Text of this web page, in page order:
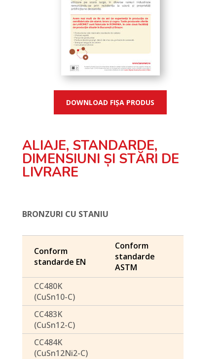
DOWNLOAD FIȘA PRODUS
ALIAJE, STANDARDE,
DIMENSIUNI ȘI STĂRI DE
LIVRARE
BRONZURI CU STANIU
Conform
standarde EN
Conform
standarde
ASTM
CC480K
(CuSn10-C)
CC483K
(CuSn12-C)
CC484K
(CuSn12Ni2-C)